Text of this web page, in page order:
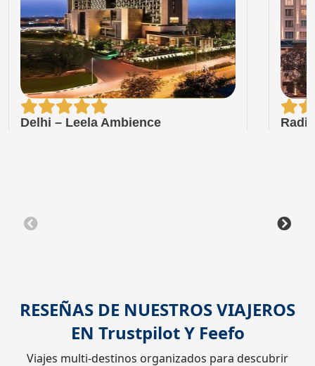
Delhi – Leela Ambience
RESEÑAS DE NUESTROS VIAJEROS
EN TrustpilotY Feefo
Viajes multi-destinos organizados para descubrir